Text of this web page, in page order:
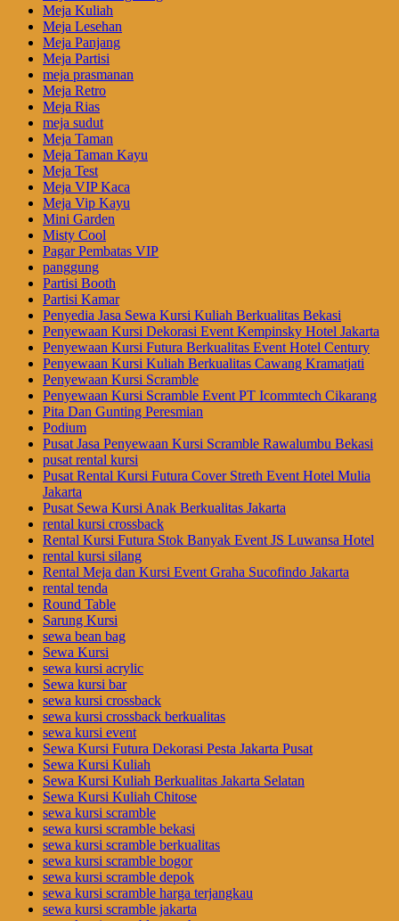
Meja Kuliah
Meja Lesehan
Meja Panjang
Meja Partisi
meja prasmanan
Meja Retro
Meja Rias
meja sudut
Meja Taman
Meja Taman Kayu
Meja Test
Meja VIP Kaca
Meja Vip Kayu
Mini Garden
Misty Cool
Pagar Pembatas VIP
panggung
Partisi Booth
Partisi Kamar
Penyedia Jasa Sewa Kursi Kuliah Berkualitas Bekasi
Penyewaan Kursi Dekorasi Event Kempinsky Hotel Jakarta
Penyewaan Kursi Futura Berkualitas Event Hotel Century
Penyewaan Kursi Kuliah Berkualitas Cawang Kramatjati
Penyewaan Kursi Scramble
Penyewaan Kursi Scramble Event PT Icommtech Cikarang
Pita Dan Gunting Peresmian
Podium
Pusat Jasa Penyewaan Kursi Scramble Rawalumbu Bekasi
pusat rental kursi
Pusat Rental Kursi Futura Cover Streth Event Hotel Mulia
Jakarta
Pusat Sewa Kursi Anak Berkualitas Jakarta
rental kursi crossback
Rental Kursi Futura Stok Banyak Event JS Luwansa Hotel
rental kursi silang
Rental Meja dan Kursi Event Graha Sucofindo Jakarta
rental tenda
Round Table
Sarung Kursi
sewa bean bag
Sewa Kursi
sewa kursi acrylic
Sewa kursi bar
sewa kursi crossback
sewa kursi crossback berkualitas
sewa kursi event
Sewa Kursi Futura Dekorasi Pesta Jakarta Pusat
Sewa Kursi Kuliah
Sewa Kursi Kuliah Berkualitas Jakarta Selatan
Sewa Kursi Kuliah Chitose
sewa kursi scramble
sewa kursi scramble bekasi
sewa kursi scramble berkualitas
sewa kursi scramble bogor
sewa kursi scramble depok
sewa kursi scramble harga terjangkau
sewa kursi scramble jakarta